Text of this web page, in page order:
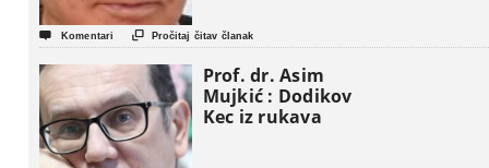
 Komentari  Pročitaj čitav članak
Prof. dr. Asim
Mujkić : Dodikov
Kec iz rukava